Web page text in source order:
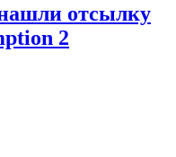
отсылку
2